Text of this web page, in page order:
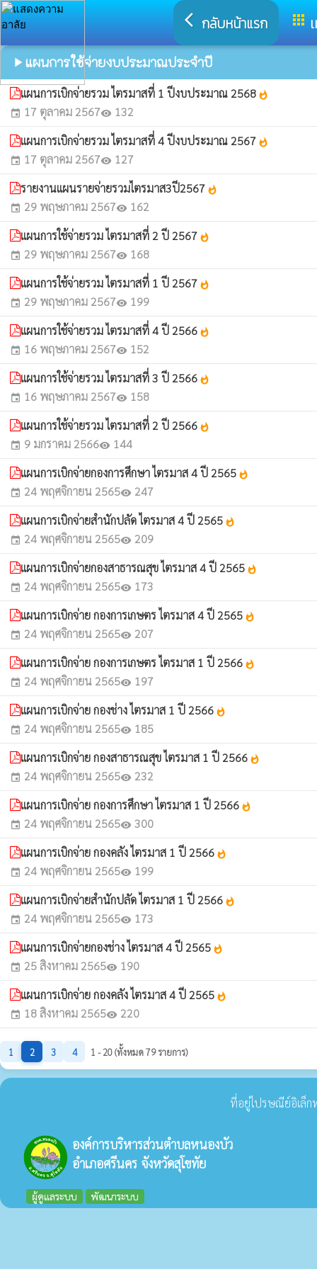
arrow_back_ios กลับหน้าแรก apps
play_arrow แผนการใช้จ่ายงบประมาณประจำปี
แผนการเบิกจ่ายรวม ไตรมาสที่ 1 ปีงบประมาณ 2568 whatshot
event 17 ตุลาคม 2567visibility 132
แผนการเบิกจ่ายรวม ไตรมาสที่ 4 ปีงบประมาณ 2567 whatshot
event 17 ตุลาคม 2567visibility 127
รายงานแผนรายจ่ายรวมไตรมาส3ปี2567 whatshot
event 29 พฤษภาคม 2567visibility 162
แผนการใช้จ่ายรวม ไตรมาสที่ 2 ปี 2567 whatshot
event 29 พฤษภาคม 2567visibility 168
แผนการใช้จ่ายรวม ไตรมาสที่ 1 ปี 2567 whatshot
event 29 พฤษภาคม 2567visibility 199
แผนการใช้จ่ายรวม ไตรมาสที่ 4 ปี 2566 whatshot
event 16 พฤษภาคม 2567visibility 152
แผนการใช้จ่ายรวม ไตรมาสที่ 3 ปี 2566 whatshot
event 16 พฤษภาคม 2567visibility 158
แผนการใช้จ่ายรวม ไตรมาสที่ 2 ปี 2566 whatshot
event 9 มกราคม 2566visibility 144
แผนการเบิกจ่ายกองการศึกษา ไตรมาส 4 ปี 2565 whatshot
event 24 พฤศจิกายน 2565visibility 247
แผนการเบิกจ่ายสำนักปลัด ไตรมาส 4 ปี 2565 whatshot
event 24 พฤศจิกายน 2565visibility 209
แผนการเบิกจ่ายกองสาธารณสุข ไตรมาส 4 ปี 2565 whatshot
event 24 พฤศจิกายน 2565visibility 173
แผนการเบิกจ่าย กองการเกษตร ไตรมาส 4 ปี 2565 whatshot
event 24 พฤศจิกายน 2565visibility 207
แผนการเบิกจ่าย กองการเกษตร ไตรมาส 1 ปี 2566 whatshot
event 24 พฤศจิกายน 2565visibility 197
แผนการเบิกจ่าย กองช่าง ไตรมาส 1 ปี 2566 whatshot
event 24 พฤศจิกายน 2565visibility 185
แผนการเบิกจ่าย กองสาธารณสุข ไตรมาส 1 ปี 2566 whatshot
event 24 พฤศจิกายน 2565visibility 232
แผนการเบิกจ่าย กองการศึกษา ไตรมาส 1 ปี 2566 whatshot
event 24 พฤศจิกายน 2565visibility 300
แผนการเบิกจ่าย กองคลัง ไตรมาส 1 ปี 2566 whatshot
event 24 พฤศจิกายน 2565visibility 199
แผนการเบิกจ่ายสำนักปลัด ไตรมาส 1 ปี 2566 whatshot
event 24 พฤศจิกายน 2565visibility 173
แผนการเบิกจ่ายกองช่าง ไตรมาส 4 ปี 2565 whatshot
event 25 สิงหาคม 2565visibility 190
แผนการเบิกจ่าย กองคลัง ไตรมาส 4 ปี 2565 whatshot
event 18 สิงหาคม 2565visibility 220
1 2 3 4 1 - 20 (ทั้งหมด 79 รายการ)
ที่อยู่ไปรษณีย์อิเล็ก
องค์การบริหารส่วนตำบลหนองบัว
อำเภอศรีนคร จังหวัดสุโขทัย
ผู้ดูแลระบบ พัฒนาระบบ